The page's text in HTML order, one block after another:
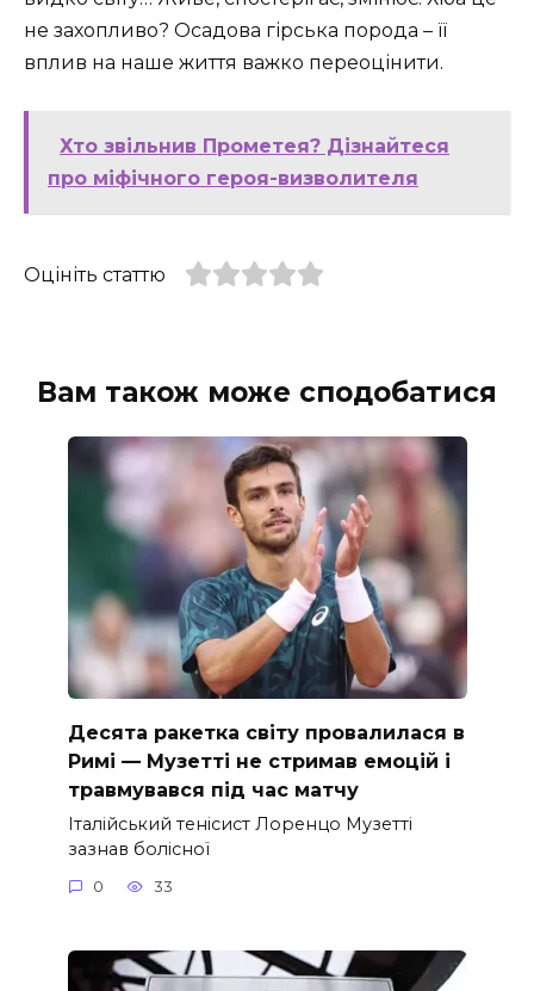
не захопливо? Осадова гірська порода – її
вплив на наше життя важко переоцінити.
Хто звільнив Прометея? Дізнайтеся
про міфічного героя-визволителя
Оцініть статтю
Вам також може сподобатися
Десята ракетка світу провалилася в
Римі — Музетті не стримав емоцій і
травмувався під час матчу
Італійський тенісист Лоренцо Музетті
зазнав болісної
0 33